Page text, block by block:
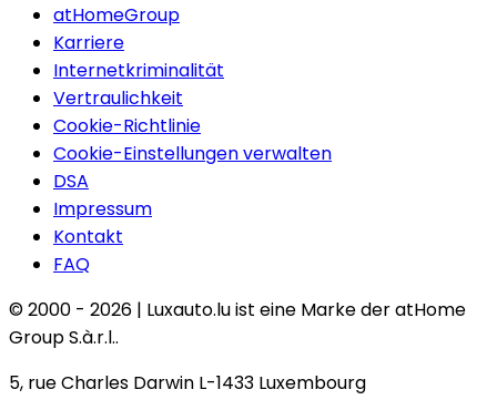
atHomeGroup
Karriere
Internetkriminalität
Vertraulichkeit
Cookie-Richtlinie
Cookie-Einstellungen verwalten
DSA
Impressum
Kontakt
FAQ
© 2000 - 2026 | Luxauto.lu ist eine Marke der atHome
Group S.à.r.l..
5, rue Charles Darwin L-1433 Luxembourg